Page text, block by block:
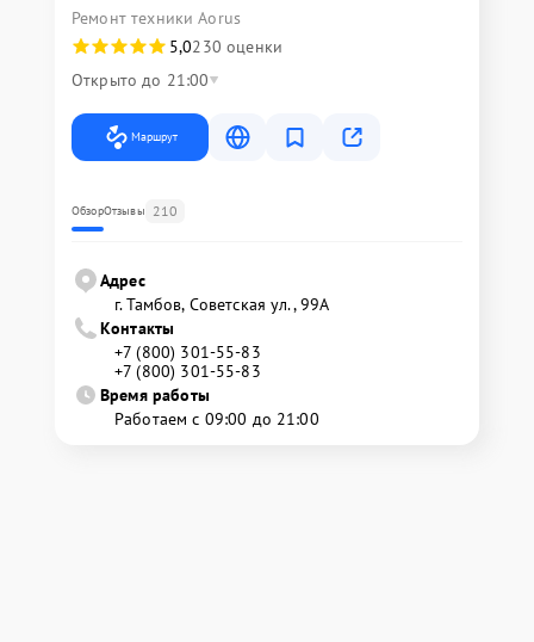
Ремонт техники Aorus
5,0230 оценки
Открыто до 21:00
Маршрут
ОбзорОтзывы 210
Адрес
г. Тамбов, Советская ул., 99А
Контакты
+7 (800) 301-55-83
+7 (800) 301-55-83
Время работы
Работаем с 09:00 до 21:00